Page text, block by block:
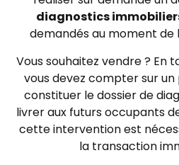
diagnostics
demandés au moment de
Vous souhaitez vendre ? En
vous devez compter sur
constituer le dossier de
livrer aux futurs occupants
cette intervention est
la transaction